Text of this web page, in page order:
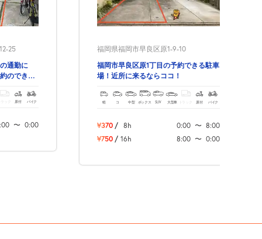
25
通勤に
のできる
トラック 原付 バイク
〜 0:00
福岡県福岡市早良区原1-9-10
福岡市早良区原1丁目の予約できる駐車
場！近所に来るならココ！
軽 コ 中型 ボックス SUV 大型車 トラック 原付 バイク
¥370 / 8h 0:00 〜 8:00
¥750 / 16h 8:00 〜 0:00